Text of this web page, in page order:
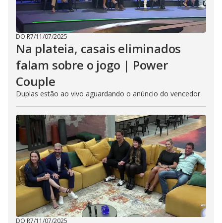
DO R7/11/07/2025
Na plateia, casais eliminados
falam sobre o jogo | Power
Couple
Duplas estão ao vivo aguardando o anúncio do vencedor
DO R7/11/07/2025